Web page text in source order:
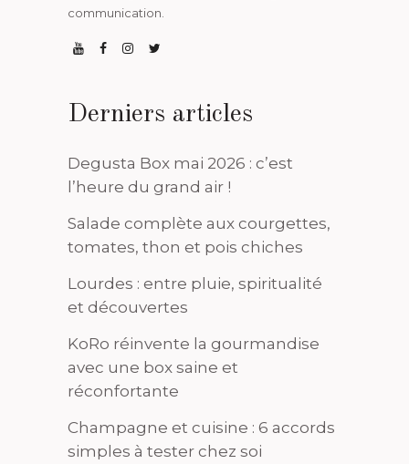
communication.
Derniers articles
Degusta Box mai 2026 : c’est
l’heure du grand air !
Salade complète aux courgettes,
tomates, thon et pois chiches
Lourdes : entre pluie, spiritualité
et découvertes
KoRo réinvente la gourmandise
avec une box saine et
réconfortante
Champagne et cuisine : 6 accords
simples à tester chez soi